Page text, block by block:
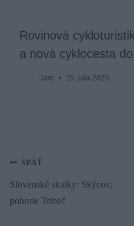
Rovinová
a nová cyklocesta
Jaro 25. júla 2025
Navigácia
SPÄŤ
Slovenské skalky: Skýcov,
pohorie Tribeč